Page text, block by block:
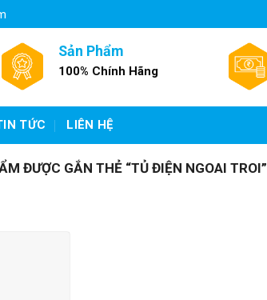
Sản Phẩm
100% Chính Hãng
TỨC LIÊN HỆ
ĐƯỢC GẮN THẺ “TỦ ĐIỆN NGOAI TROI”